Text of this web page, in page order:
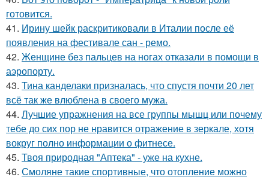
готовится.
41. Ирину шейк раскритиковали в Италии после её
появления на фестивале сан - ремо.
42. Женщине без пальцев на ногах отказали в помощи в
аэропорту.
43. Тина канделаки призналась, что спустя почти 20 лет
всё так же влюблена в своего мужа.
44. Лучшие упражнения на все группы мышц или почему
тебе до сих пор не нравится отражение в зеркале, хотя
вокруг полно информации о фитнесе.
45. Твоя природная "Аптека" - уже на кухне.
46. Смоляне такие спортивные, что отопление можно